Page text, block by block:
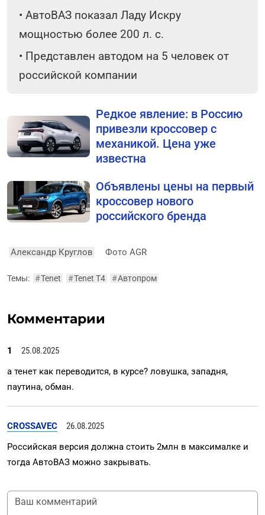
• АвтоВАЗ показал Ладу Искру
мощностью более 200 л. с.
• Представлен автодом на 5 человек от
российской компании
Редкое явление: в Россию
привезли кроссовер с
механикой. Цена уже
известна
Объявлены цены на первый
кроссовер нового
российского бренда
Александр Круглов Фото AGR
Темы: #Tenet #Tenet T4 #Автопром
Комментарии
1
25.08.2025
а тенет как переводится, в курсе? ловушка, западня,
паутина, обман.
CROSSAVEC
26.08.2025
Российская версия должна стоить 2млн в максималке и
тогда АвтоВАЗ можно закрывать.